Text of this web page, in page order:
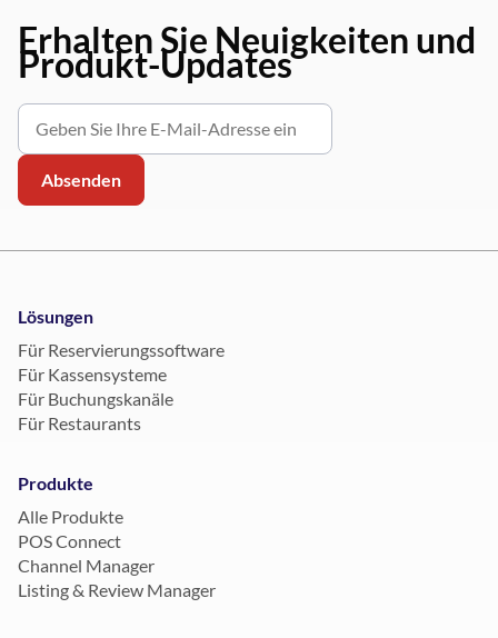
Erhalten Sie Neuigkeiten und
Produkt-Updates
Lösungen
Für Reservierungssoftware
Für Kassensysteme
Für Buchungskanäle
Für Restaurants
Produkte
Alle Produkte
POS Connect
Channel Manager
Listing & Review Manager